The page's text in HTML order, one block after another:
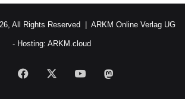
All Rights Reserved | ARKM Online Verlag UG
- Hosting: ARKM.cloud
RSS Facebook YouTube